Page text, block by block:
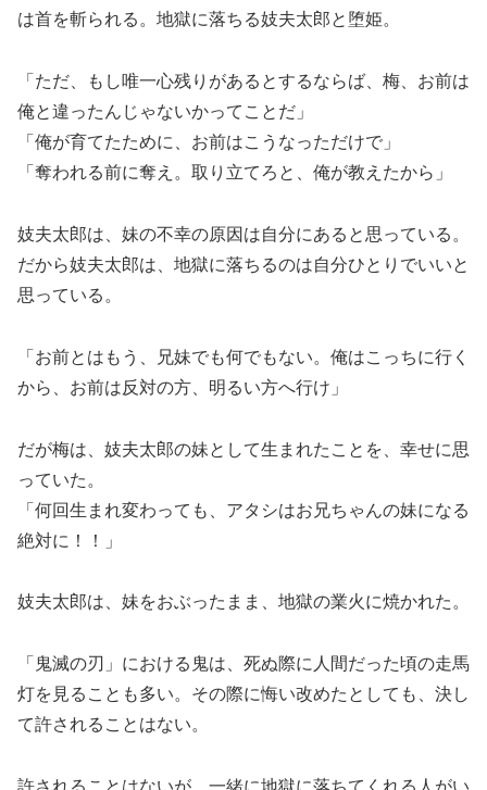
は首を斬られる。地獄に落ちる妓夫太郎と堕姫。
「ただ、もし唯一心残りがあるとするならば、梅、お前は
俺と違ったんじゃないかってことだ」
「俺が育てたために、お前はこうなっただけで」
「奪われる前に奪え。取り立てろと、俺が教えたから」
妓夫太郎は、妹の不幸の原因は自分にあると思っている。
だから妓夫太郎は、地獄に落ちるのは自分ひとりでいいと
思っている。
「お前とはもう、兄妹でも何でもない。俺はこっちに行く
から、お前は反対の方、明るい方へ行け」
だが梅は、妓夫太郎の妹として生まれたことを、幸せに思
っていた。
「何回生まれ変わっても、アタシはお兄ちゃんの妹になる
絶対に！！」
妓夫太郎は、妹をおぶったまま、地獄の業火に焼かれた。
「鬼滅の刃」における鬼は、死ぬ際に人間だった頃の走馬
灯を見ることも多い。その際に悔い改めたとしても、決し
て許されることはない。
許されることはないが、一緒に地獄に落ちてくれる人がい